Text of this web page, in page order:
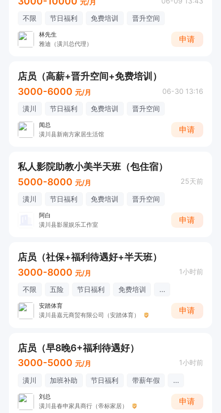
不限 节日福利 免费培训 晋升空间
林先生
雅迪（潢川总代理）
申请
店员（高薪+晋升空间+免费培训）
3000-6000 元/月 06-30 13:16
潢川 节日福利 免费培训 晋升空间
闻总
潢川县新南方家居生活馆
申请
私人影院助教小美半天班（包住宿）
5000-8000 元/月 25天前
潢川 节日福利 免费培训 晋升空间
阿白
潢川县影屋娱乐工作室
申请
店员（社保+福利待遇好+半天班）
3000-8000 元/月 1小时前
不限 五险 节日福利 免费培训 ...
安踏体育
潢川县嘉元商贸有限公司（安踏体育）
申请
店员（早8晚6+福利待遇好）
3000-5000 元/月 1小时前
潢川 加班补助 节日福利 带薪年假 ...
刘总
潢川县春申家具商行（帝标家居）
申请